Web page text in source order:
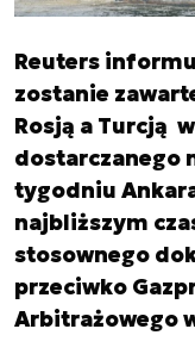
Reuters
zostanie
Rosją a Turcją
dostarczanego
tygodniu
najbliższym
stosownego
przeciwko
Arbitrażowego